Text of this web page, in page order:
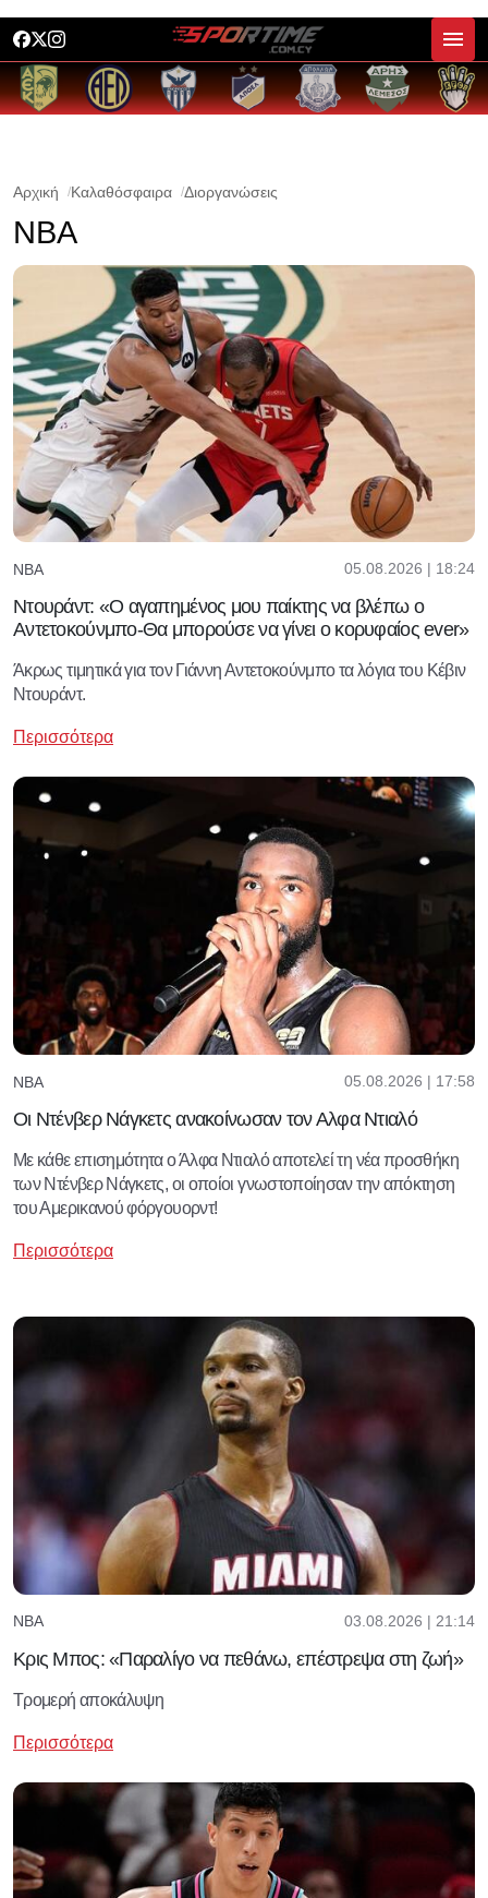
Αρχική Καλαθόσφαιρα Διοργανώσεις
NBA
NBA 05.08.2026 | 18:24
Ντουράντ: «Ο αγαπημένος μου παίκτης να βλέπω ο
Αντετοκούνμπο-Θα μπορούσε να γίνει ο κορυφαίος ever»
Άκρως τιμητικά για τον Γιάννη Αντετοκούνμπο τα λόγια του Κέβιν
Ντουράντ.
Περισσότερα
NBA 05.08.2026 | 17:58
Οι Ντένβερ Νάγκετς ανακοίνωσαν τον Αλφα Ντιαλό
Με κάθε επισημότητα ο Άλφα Ντιαλό αποτελεί τη νέα προσθήκη
των Ντένβερ Νάγκετς, οι οποίοι γνωστοποίησαν την απόκτηση
του Αμερικανού φόργουορντ!
Περισσότερα
NBA 03.08.2026 | 21:14
Κρις Μπος: «Παραλίγο να πεθάνω, επέστρεψα στη ζωή»
Τρομερή αποκάλυψη
Περισσότερα